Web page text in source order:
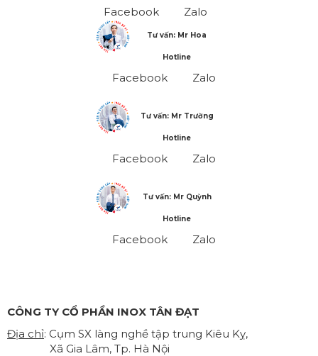
Facebook Zalo
Tư vấn: Mr Hoa
Hotline
Facebook Zalo
Tư vấn: Mr Trường
Hotline
Facebook Zalo
Tư vấn: Mr Quỳnh
Hotline
Facebook Zalo
CÔNG TY CỔ PHẦN INOX TÂN ĐẠT
Địa chỉ: Cụm SX làng nghề tập trung Kiêu Kỵ,
Xã Gia Lâm, Tp. Hà Nội